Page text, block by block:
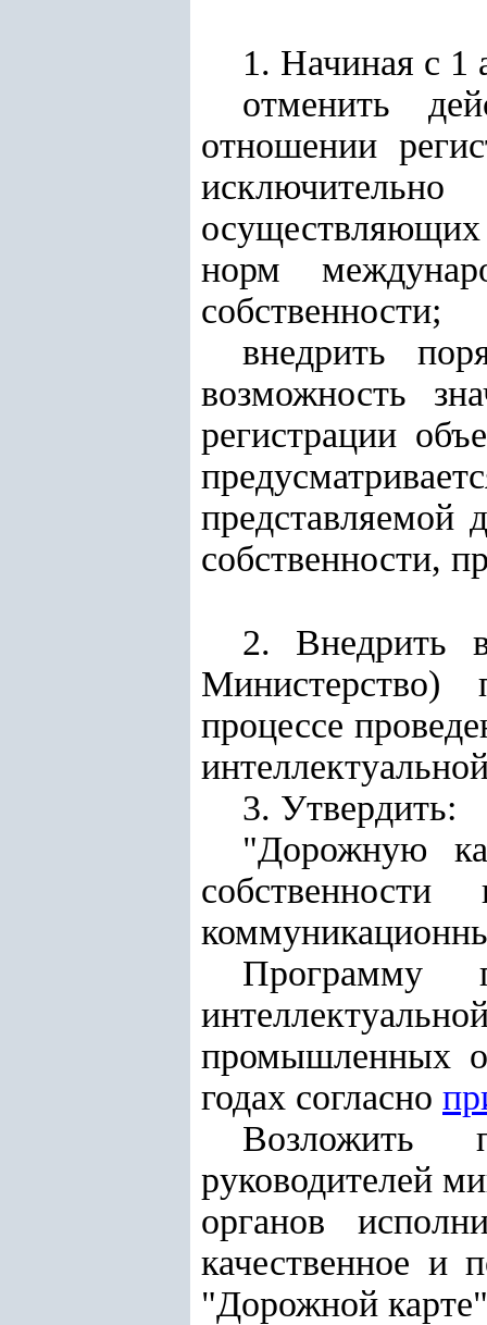
1. Начиная с 1
отменить
отношении
норм
собственности;
внедрить
возможность
регистрации
представляемой
собственности,
2. Внедрить
Министерство)
процессе
3. Утвердить:
"Дорожную
Программу
промышленных
годах согласно
Возложить
руководителей
органов
качественное и
"Дорожной